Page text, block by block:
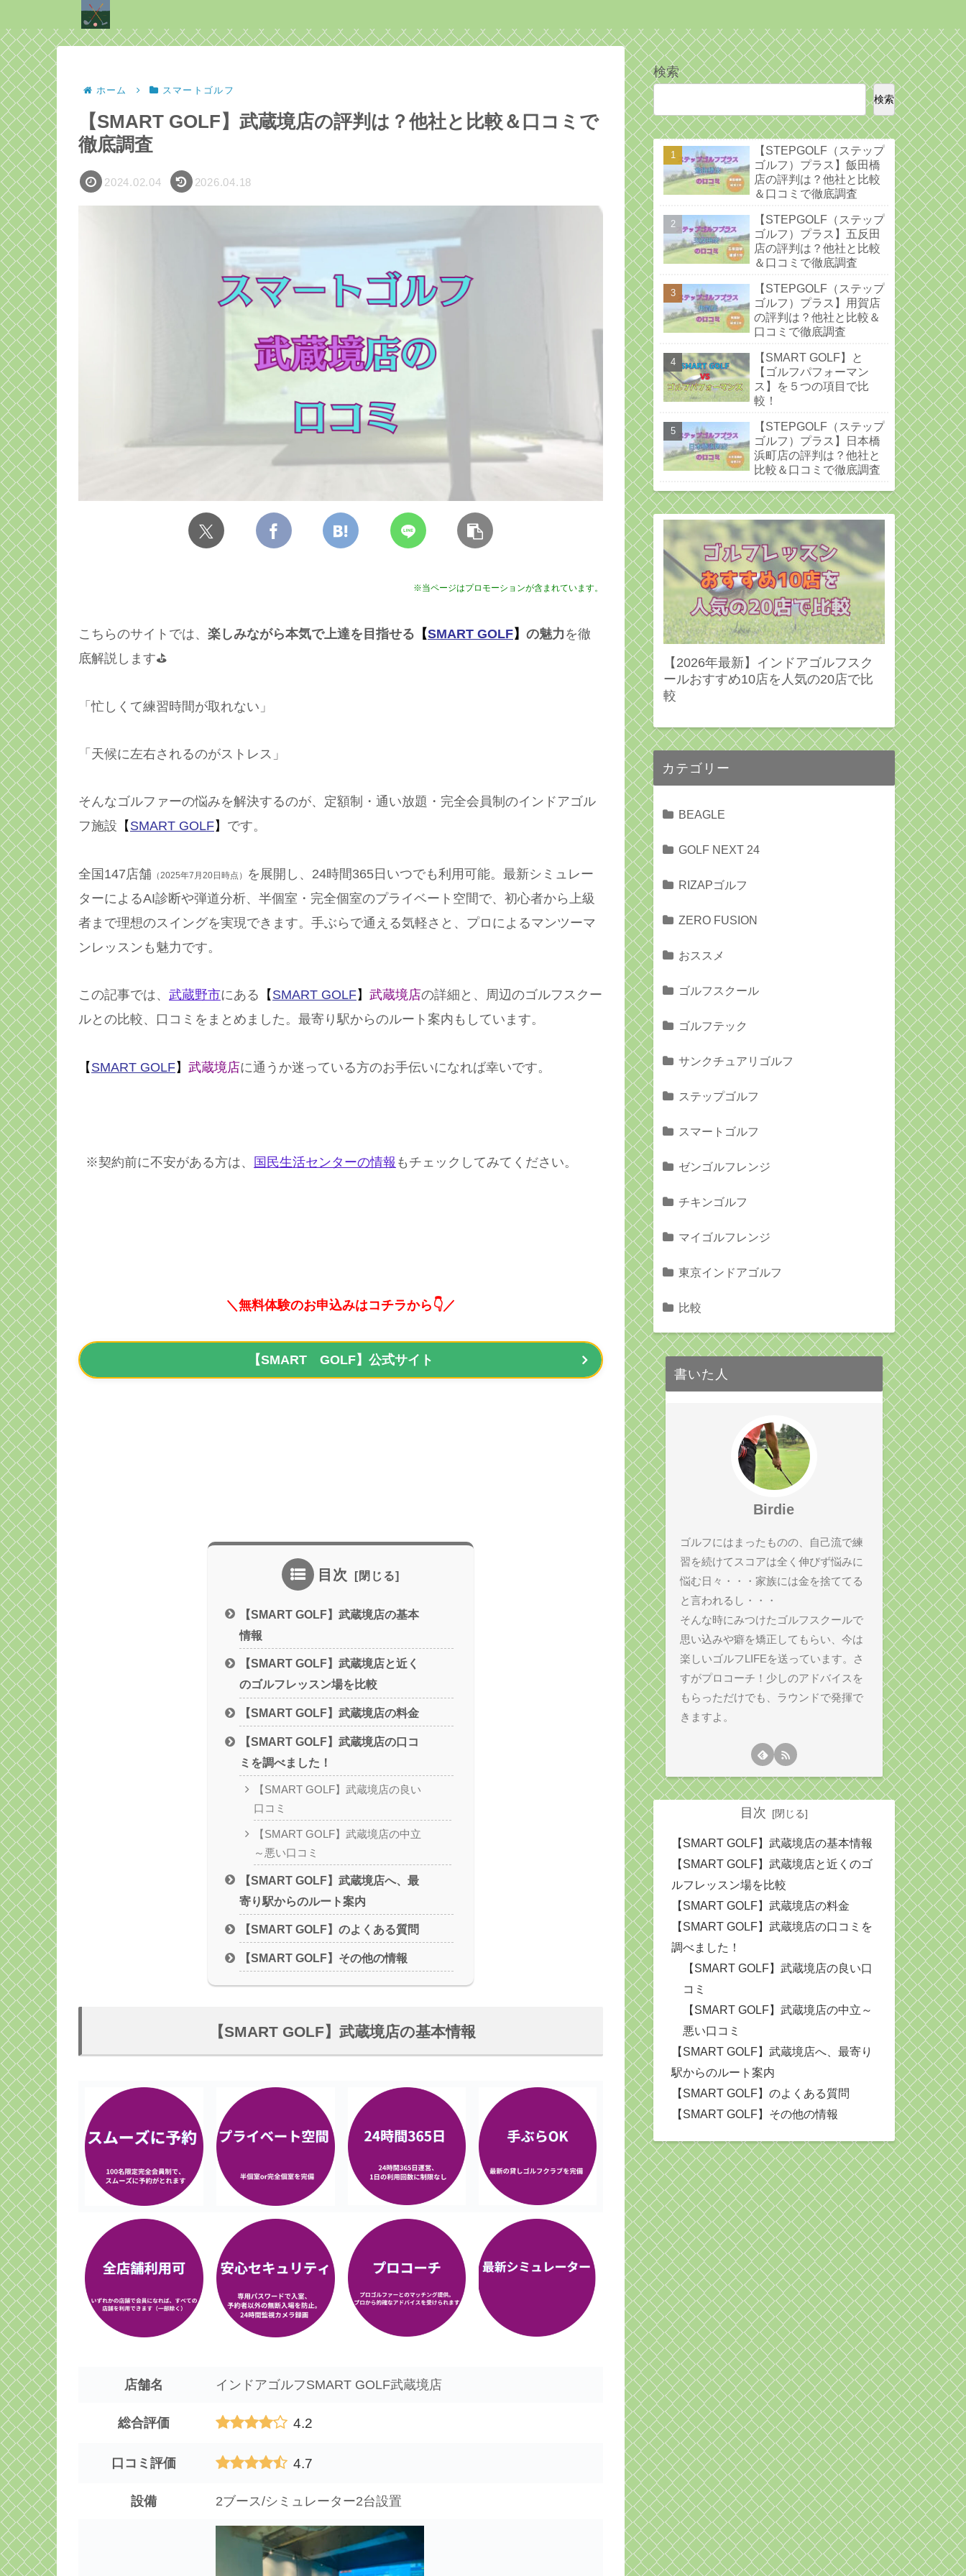
ホーム スマートゴルフ
【SMART GOLF】武蔵境店の評判は？他社と比較＆口コミで
徹底調査
2024.02.04 2026.04.18
※当ページはプロモーションが含まれています。
こちらのサイトでは、 楽しみながら本気で上達を目指せる 【SMART GOLF】 の魅力 を徹
底解説します⛳️
「忙しくて練習時間が取れない」
「天候に左右されるのがストレス」
そんなゴルファーの悩みを解決するのが、定額制・通い放題・完全会員制のインドアゴル
フ施設 【 SMART GOLF】 です。
全国147店舗 （2025年7月20日時点）
を展開し、24時間365日いつでも利用可能。最新シミュレー
ターによるAI診断や弾道分析、半個室・完全個室のプライベート空間で、初心者から上級
者まで理想のスイングを実現できます。手ぶらで通える気軽さと、プロによるマンツーマ
ンレッスンも魅力です。
この記事では、 武蔵野市にある 【 SMART GOLF】 武蔵境店の詳細と、周辺のゴルフスクー
ルとの比較、口コミをまとめました。最寄り駅からのルート案内もしています。
【 SMART GOLF】 武蔵境店に通うか迷っている方のお手伝いになれば幸いです。
※契約前に不安がある方は、 国民生活センターの情報 もチェックしてみてください。
＼無料体験のお申込みはコチラから👇／
【SMART GOLF】公式サイト
目次
【SMART GOLF】武蔵境店の基本
情報
【SMART GOLF】武蔵境店と近く
のゴルフレッスン場を比較
【SMART GOLF】武蔵境店の料金
【SMART GOLF】武蔵境店の口コ
ミを調べました！
【SMART GOLF】武蔵境店の良い
口コミ
【SMART GOLF】武蔵境店の中立
～悪い口コミ
【SMART GOLF】武蔵境店へ、最
寄り駅からのルート案内
【SMART GOLF】のよくある質問
【SMART GOLF】その他の情報
【SMART GOLF】武蔵境店の基本情報
店舗名 インドアゴルフSMART GOLF武蔵境店
総合評価 4.2
口コミ評価 4.7
設備 2ブース/シミュレーター2台設置
検索
検索
【STEPGOLF（ステップ
ゴルフ）プラス】飯田橋
店の評判は？他社と比較
＆口コミで徹底調査
【STEPGOLF（ステップ
ゴルフ）プラス】五反田
店の評判は？他社と比較
＆口コミで徹底調査
【STEPGOLF（ステップ
ゴルフ）プラス】用賀店
の評判は？他社と比較＆
口コミで徹底調査
【SMART GOLF】と
【ゴルフパフォーマン
ス】を５つの項目で比
較！
【STEPGOLF（ステップ
ゴルフ）プラス】日本橋
浜町店の評判は？他社と
比較＆口コミで徹底調査
【2026年最新】インドアゴルフスク
ールおすすめ10店を人気の20店で比
較
カテゴリー
BEAGLE
GOLF NEXT 24
RIZAPゴルフ
ZERO FUSION
おススメ
ゴルフスクール
ゴルフテック
サンクチュアリゴルフ
ステップゴルフ
スマートゴルフ
ゼンゴルフレンジ
チキンゴルフ
マイゴルフレンジ
東京インドアゴルフ
比較
書いた人
Birdie
ゴルフにはまったものの、自己流で練
習を続けてスコアは全く伸びず悩みに
悩む日々・・・家族には金を捨ててる
と言われるし・・・
そんな時にみつけたゴルフスクールで
思い込みや癖を矯正してもらい、今は
楽しいゴルフLIFEを送っています。さ
すがプロコーチ！少しのアドバイスを
もらっただけでも、ラウンドで発揮で
きますよ。
目次
【SMART GOLF】武蔵境店の基本情報
【SMART GOLF】武蔵境店と近くのゴ
ルフレッスン場を比較
【SMART GOLF】武蔵境店の料金
【SMART GOLF】武蔵境店の口コミを
調べました！
【SMART GOLF】武蔵境店の良い口
コミ
【SMART GOLF】武蔵境店の中立～
悪い口コミ
【SMART GOLF】武蔵境店へ、最寄り
駅からのルート案内
【SMART GOLF】のよくある質問
【SMART GOLF】その他の情報